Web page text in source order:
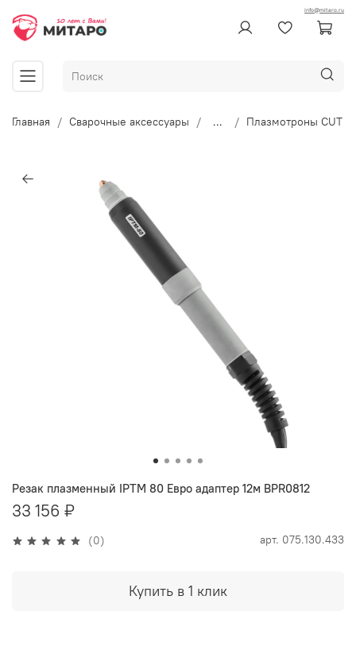
info@mitaro.ru
Главная Сварочные аксессуары ... Плазмотроны CUT
(0) арт. 075.130.433
Резак плазменный IPTM 80 Евро адаптер 12м BPR0812
33 156 ₽
Купить в 1 клик